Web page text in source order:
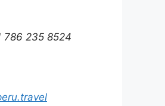
786 235 8524